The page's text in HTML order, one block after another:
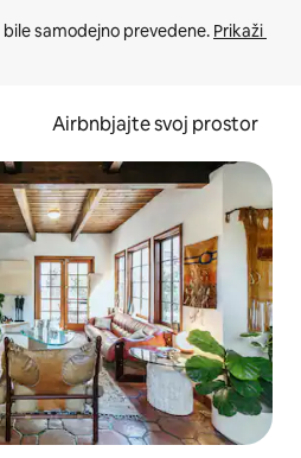
samodejno prevedene. Prikaži
Airbnbjajte svoj prostor